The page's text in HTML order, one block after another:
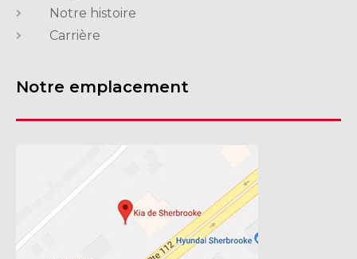
Notre histoire
Carrière
Notre emplacement